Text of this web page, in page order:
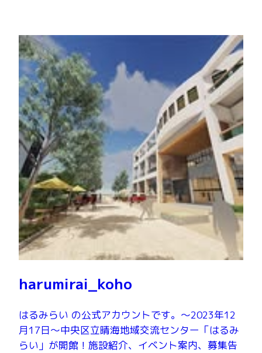
harumirai_koho
はるみらい の公式アカウントです。～2023年12
月17日～中央区立晴海地域交流センター「はるみ
らい」が開館！施設紹介、イベント案内、募集告